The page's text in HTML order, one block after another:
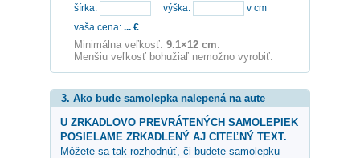
šírka:
výška:
v cm
vaša cena: ... €
Minimálna veľkosť: 9.1×12 cm
Menšiu veľkosť bohužiaľ nemožno vyrobiť.
3. Ako bude samolepka nalepená na aute
U ZRKADLOVO PREVRÁTENÝCH SAMOLEPIEK
POSIELAME ZRKADLENÝ AJ CITEĽNÝ TEXT.
Môžete sa tak rozhodnúť, či budete samolepku